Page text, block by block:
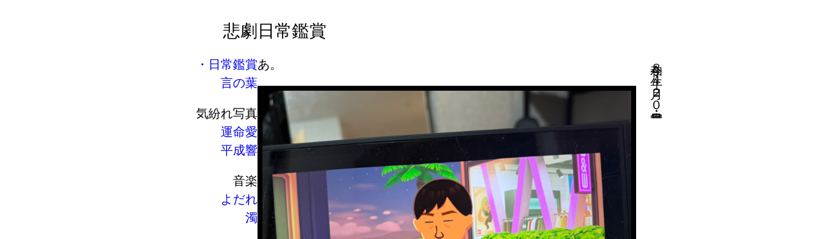
悲劇
日常鑑賞
言の葉
気紛れ写真
運命愛
平成響
音楽
よだれ
濁
日常鑑賞
令和８年４月２０日・月曜日よ
あ。